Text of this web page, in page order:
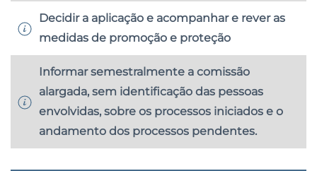
Decidir a aplicação e acompanhar e rever as
medidas de promoção e proteção
Informar semestralmente a comissão
alargada, sem identificação das pessoas
envolvidas, sobre os processos iniciados e o
andamento dos processos pendentes.